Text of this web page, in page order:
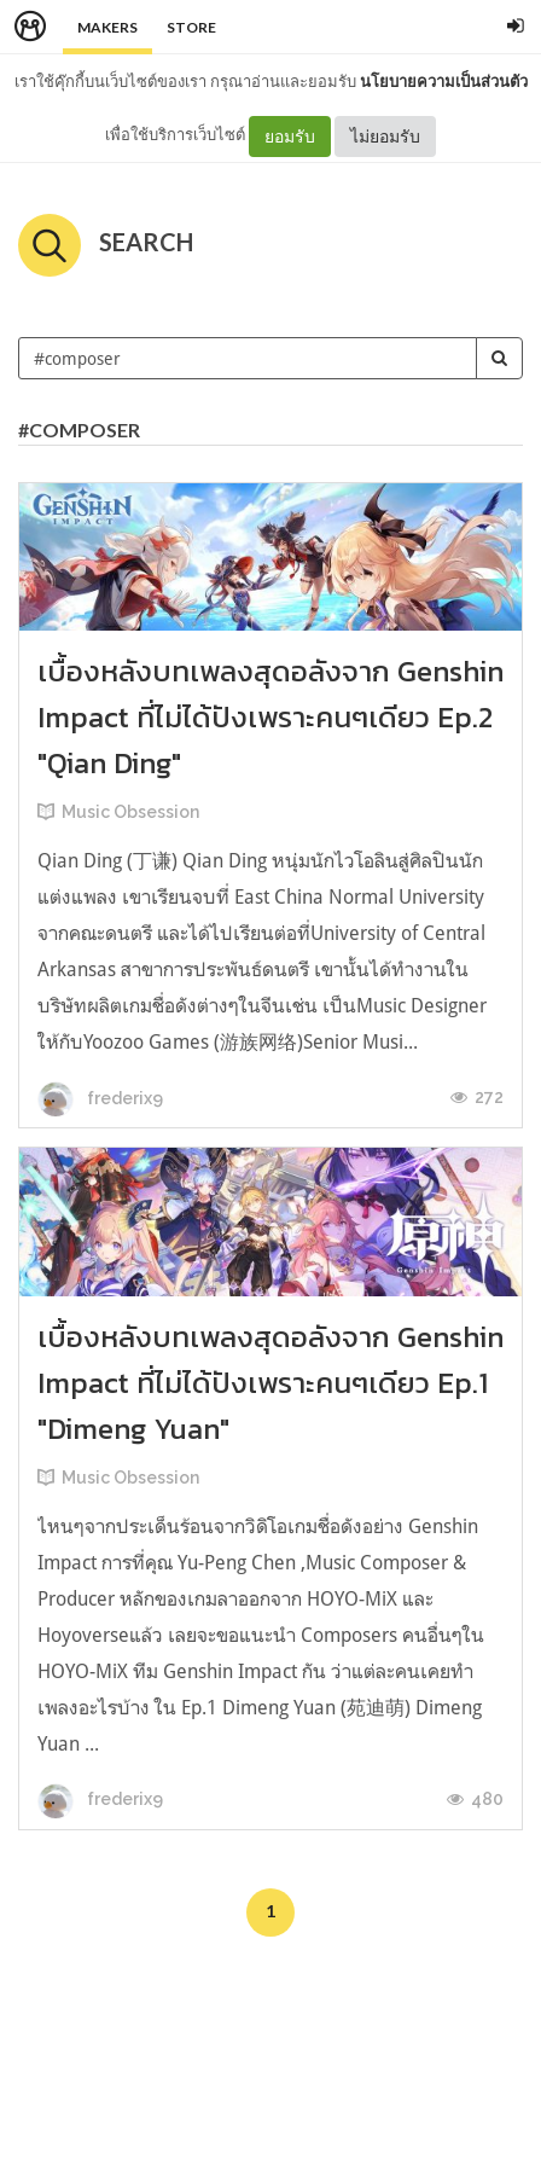
MAKERS STORE
เราใช้คุ๊กกี้บนเว็บไซต์ของเรา กรุณาอ่านและยอมรับนโยบายความเป็นส่วนตัว
เพื่อใช้บริการเว็บไซต์ ยอมรับ ไม่ยอมรับ
SEARCH
#COMPOSER
เบื้องหลังบทเพลงสุดอลังจาก Genshin
Impact ที่ไม่ได้ปังเพราะคนๆเดียว Ep.2
"Qian Ding"
Music Obsession
Qian Ding (丁谦) Qian Ding หนุ่มนักไวโอลินสู่ศิลปินนัก
แต่งแพลง เขาเรียนจบที่ East China Normal University
จากคณะดนตรี และได้ไปเรียนต่อที่University of Central
Arkansas สาขาการประพันธ์ดนตรี เขานั้นได้ทำงานใน
บริษัทผลิตเกมชื่อดังต่างๆในจีนเช่น เป็นMusic Designer
ให้กับYoozoo Games (游族网络)Senior Musi...
frederix9 272
เบื้องหลังบทเพลงสุดอลังจาก Genshin
Impact ที่ไม่ได้ปังเพราะคนๆเดียว Ep.1
"Dimeng Yuan"
Music Obsession
ไหนๆจากประเด็นร้อนจากวิดิโอเกมชื่อดังอย่าง Genshin
Impact การที่คุณ Yu-Peng Chen ,Music Composer &
Producer หลักของเกมลาออกจาก HOYO-MiX และ
Hoyoverseแล้ว เลยจะขอแนะนำ Composers คนอื่นๆใน
HOYO-MiX ทีม Genshin Impact กัน ว่าแต่ละคนเคยทำ
เพลงอะไรบ้าง ใน Ep.1 Dimeng Yuan (苑迪萌) Dimeng
Yuan ...
frederix9 480
1